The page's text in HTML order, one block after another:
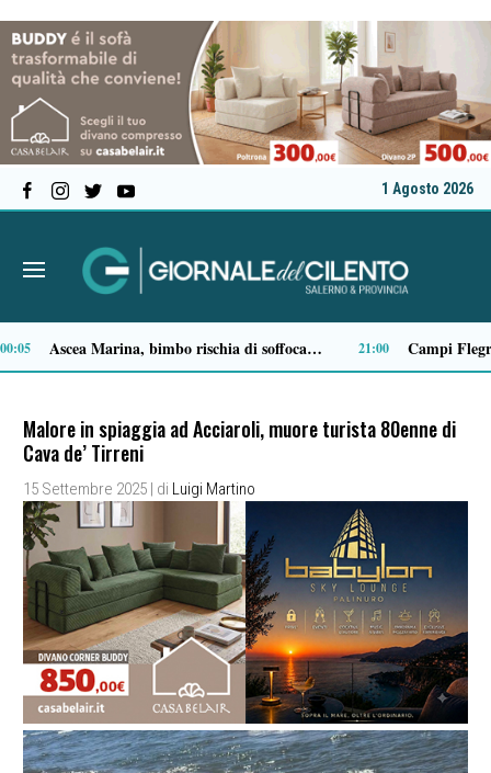
1 Agosto 2026
Il MOA di Eboli ottiene il riconoscimento di Museo di interesse regionale 14:14 Milan in lutto, addio a Franco Baresi: il commosso saluto del club
Malore in spiaggia ad Acciaroli, muore turista 80enne di
Cava de’ Tirreni
15 Settembre 2025 | di Luigi Martino